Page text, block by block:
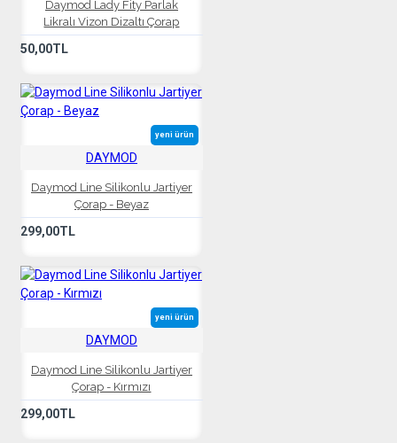
Daymod Lady Fity Parlak
Likralı Vizon Dizaltı Çorap
50,00TL
yeni ürün
DAYMOD
Daymod Line Silikonlu Jartiyer
Çorap - Beyaz
299,00TL
yeni ürün
DAYMOD
Daymod Line Silikonlu Jartiyer
Çorap - Kırmızı
299,00TL